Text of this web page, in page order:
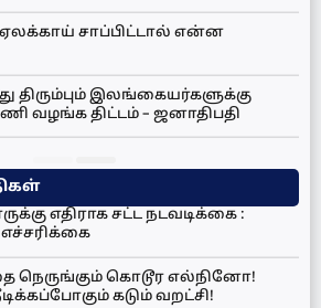
ஏலக்காய் சாப்பிட்டால் என்ன
திரும்பும் இலங்கையர்களுக்கு
வழங்க திட்டம் – ஜனாதிபதி
எதிராக சட்ட நடவடிக்கை :
எச்சரிக்கை
நெருங்கும் கொடூர எல்நினோ!
கடும் வறட்சி!